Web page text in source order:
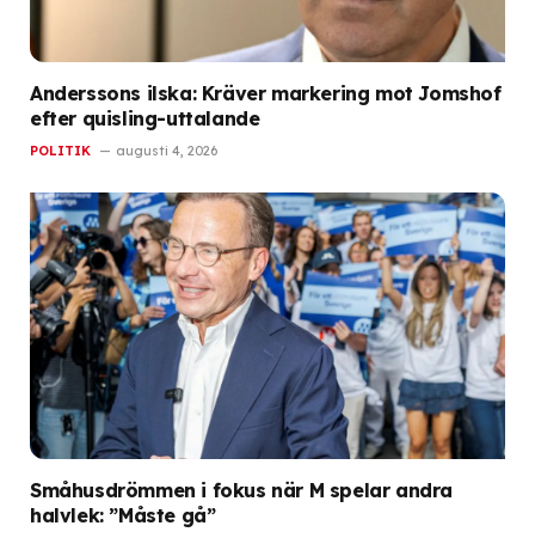
Anderssons ilska: Kräver markering mot Jomshof
efter quisling-uttalande
POLITIK augusti 4, 2026
Småhusdrömmen i fokus när M spelar andra
halvlek: ”Måste gå”